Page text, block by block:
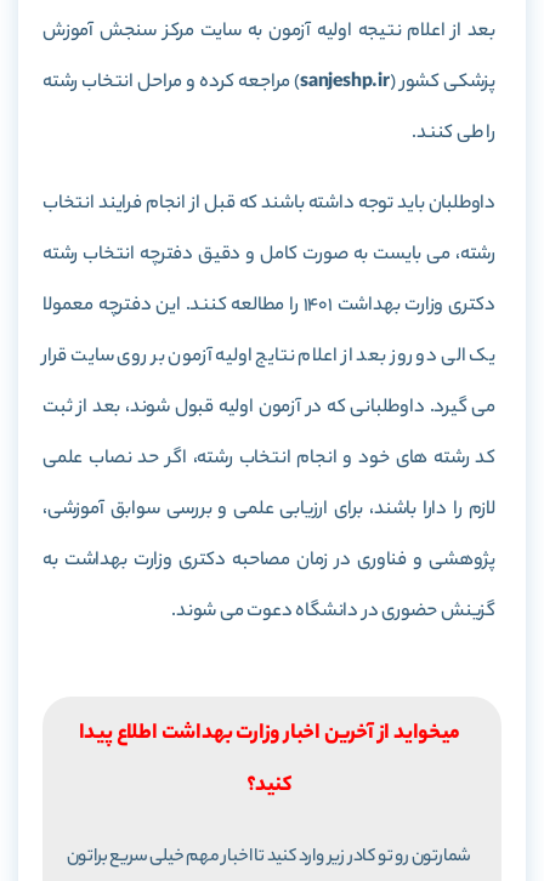
بعد از اعلام نتیجه اولیه آزمون به سایت مرکز سنجش آموزش
پزشکی کشور (sanjeshp.ir) مراجعه کرده و مراحل انتخاب رشته
را طی کنند.
داوطلبان باید توجه داشته باشند که قبل از انجام فرایند انتخاب
رشته، می بایست به صورت کامل و دقیق دفترچه انتخاب رشته
دکتری وزارت بهداشت 1401 را مطالعه کنند. این دفترچه معمولا
یک الی دو روز بعد از اعلام نتایج اولیه آزمون بر روی سایت قرار
می گیرد. داوطلبانی که در آزمون اولیه قبول شوند، بعد از ثبت
کد رشته های خود و انجام انتخاب رشته، اگر حد نصاب علمی
لازم را دارا باشند، برای ارزیابی علمی و بررسی سوابق آموزشی،
پژوهشی و فناوری در زمان مصاحبه دکتری وزارت بهداشت به
گزینش حضوری در دانشگاه دعوت می شوند.
میخواید از آخرین اخبار وزارت بهداشت اطلاع پیدا
کنید؟
شمارتون رو تو کادر زیر وارد کنید تا اخبار مهم خیلی سریع براتون